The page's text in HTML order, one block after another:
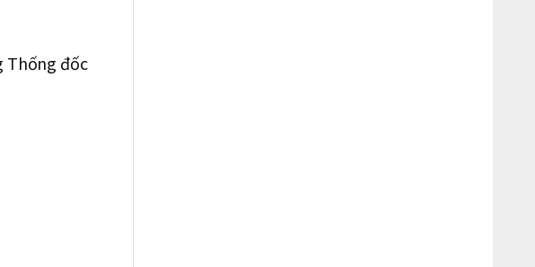
Thống đốc